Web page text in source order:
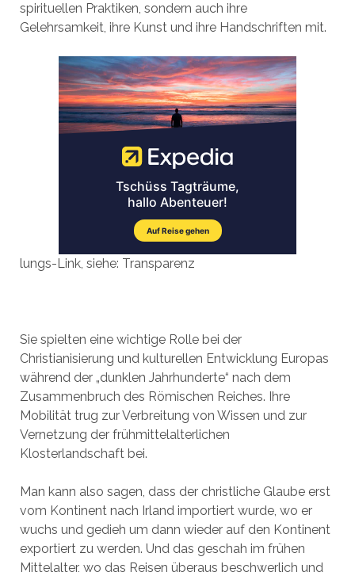
spirituellen Praktiken, sondern auch ihre
Gelehrsamkeit, ihre Kunst und ihre Handschriften mit.
lungs-Link, siehe: Transparenz
Sie spielten eine wichtige Rolle bei der
Christianisierung und kulturellen Entwicklung Europas
während der „dunklen Jahrhunderte“ nach dem
Zusammenbruch des Römischen Reiches. Ihre
Mobilität trug zur Verbreitung von Wissen und zur
Vernetzung der frühmittelalterlichen
Klosterlandschaft bei.
Man kann also sagen, dass der christliche Glaube erst
vom Kontinent nach Irland importiert wurde, wo er
wuchs und gedieh um dann wieder auf den Kontinent
exportiert zu werden. Und das geschah im frühen
Mittelalter, wo das Reisen überaus beschwerlich und